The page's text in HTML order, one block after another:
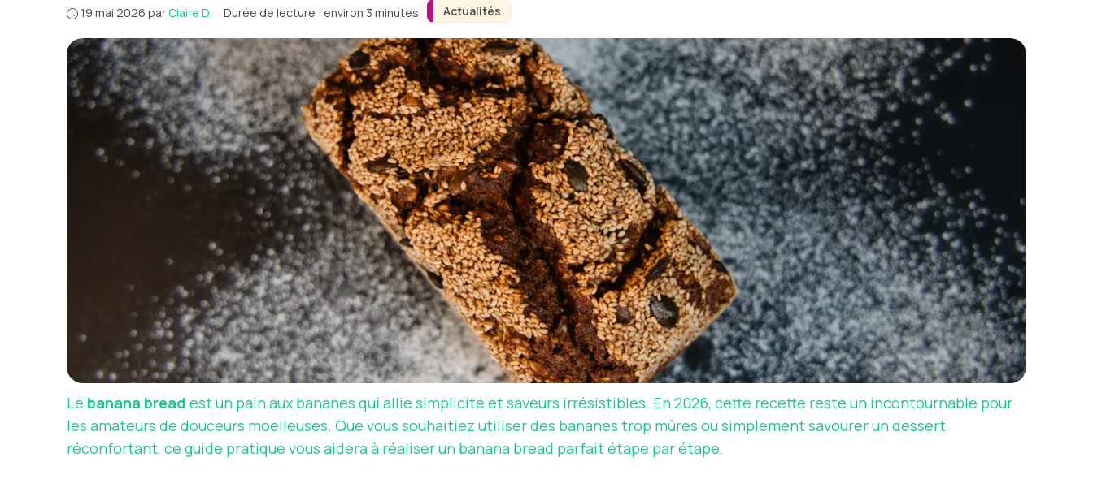
Actualités
19 mai 2026 par Claire D. · Durée de lecture : environ 3 minutes
Le banana bread est un pain aux bananes qui allie simplicité et saveurs irrésistibles. En 2026, cette recette reste un incontournable pour
les amateurs de douceurs moelleuses. Que vous souhaitiez utiliser des bananes trop mûres ou simplement savourer un dessert
réconfortant, ce guide pratique vous aidera à réaliser un banana bread parfait étape par étape.